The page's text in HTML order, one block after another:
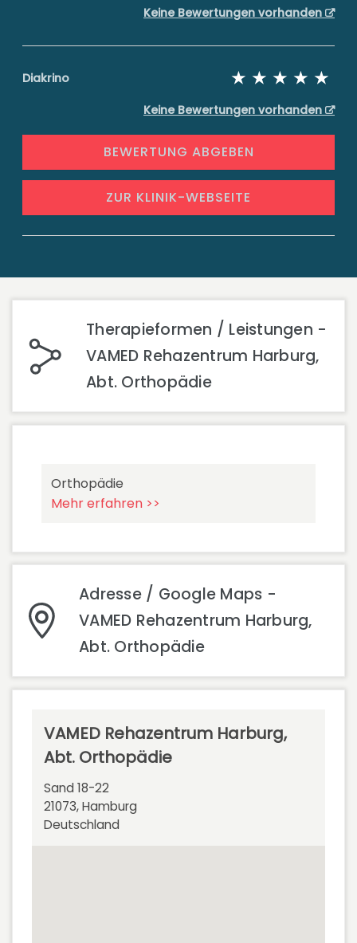
Keine Bewertungen vorhanden
Diakrino
Keine Bewertungen vorhanden
BEWERTUNG ABGEBEN
ZUR KLINIK-WEBSEITE
Therapieformen / Leistungen -
VAMED Rehazentrum Harburg,
Abt. Orthopädie
Orthopädie
Mehr erfahren >>
Adresse / Google Maps -
VAMED Rehazentrum Harburg,
Abt. Orthopädie
VAMED Rehazentrum Harburg,
Abt. Orthopädie
Sand 18-22
21073, Hamburg
Deutschland